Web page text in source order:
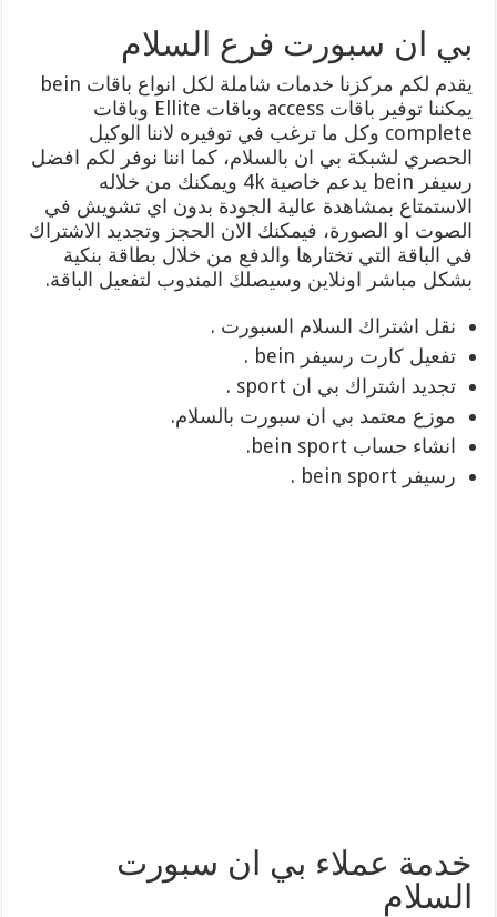
بي ان سبورت فرع السلام
يقدم لكم مركزنا خدمات شاملة لكل انواع باقات bein
يمكننا توفير باقات access وباقات Ellite وباقات
complete وكل ما ترغب في توفيره لاننا الوكيل
الحصري لشبكة بي ان بالسلام، كما اننا نوفر لكم افضل
رسيفر bein يدعم خاصية 4k ويمكنك من خلاله
الاستمتاع بمشاهدة عالية الجودة بدون اي تشويش في
الصوت او الصورة، فيمكنك الان الحجز وتجديد الاشتراك
في الباقة التي تختارها والدفع من خلال بطاقة بنكية
بشكل مباشر اونلاين وسيصلك المندوب لتفعيل الباقة.
نقل اشتراك السلام السبورت .
تفعيل كارت رسيفر bein .
تجديد اشتراك بي ان sport .
موزع معتمد بي ان سبورت بالسلام.
انشاء حساب bein sport.
رسيفر bein sport .
خدمة عملاء بي ان سبورت
السلام